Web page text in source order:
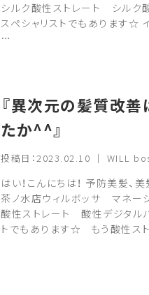
シルク酸性ストレート シルク
スペシャリストでもあります
…
『異次元の髪質改善
たか^^』
投稿日：2023.02.10 ｜ WILL
はい！こんにちは！ 予防美髪
茶ノ水店ウィルボッサ マネー
酸性ストレート 酸性デジタル
トでもあります☆ もう酸性ス